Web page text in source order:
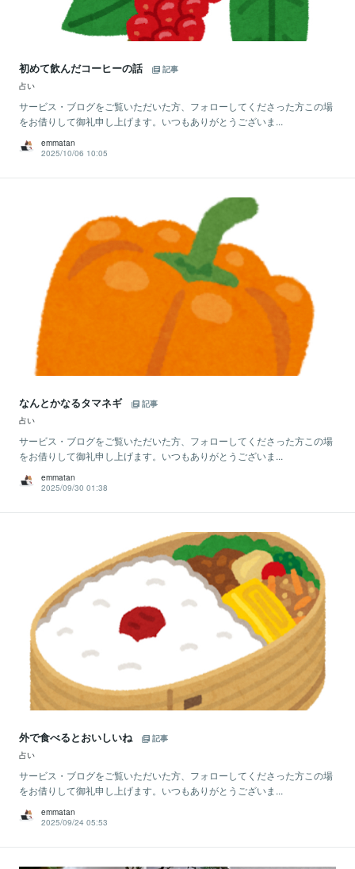
初めて飲んだコーヒーの話
記事
占い
サービス・ブログをご覧いただいた方、フォローしてくださった方この場
をお借りして御礼申し上げます。いつもありがとうございま...
emmatan
2025/10/06 10:05
なんとかなるタマネギ
記事
占い
サービス・ブログをご覧いただいた方、フォローしてくださった方この場
をお借りして御礼申し上げます。いつもありがとうございま...
emmatan
2025/09/30 01:38
外で食べるとおいしいね
記事
占い
サービス・ブログをご覧いただいた方、フォローしてくださった方この場
をお借りして御礼申し上げます。いつもありがとうございま...
emmatan
2025/09/24 05:53